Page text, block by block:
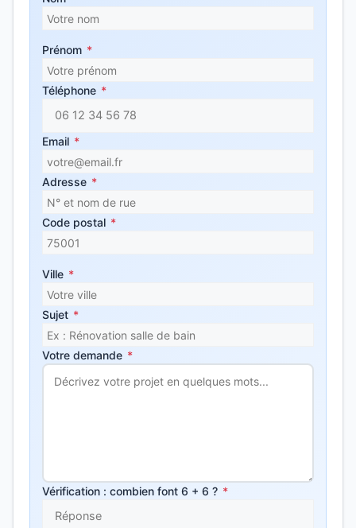
Prénom *
Téléphone *
Email *
Adresse *
Code postal *
Ville *
Sujet *
Votre demande *
Vérification : combien font 6 + 6 ? *